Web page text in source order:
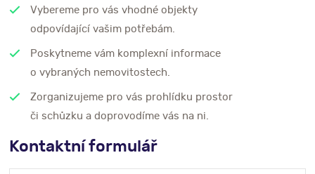
Vybereme pro vás vhodné objekty
odpovídající vašim potřebám.
Poskytneme vám komplexní informace
o vybraných nemovitostech.
Zorganizujeme pro vás prohlídku prostor
či schůzku a doprovodíme vás na ni.
Kontaktní formulář